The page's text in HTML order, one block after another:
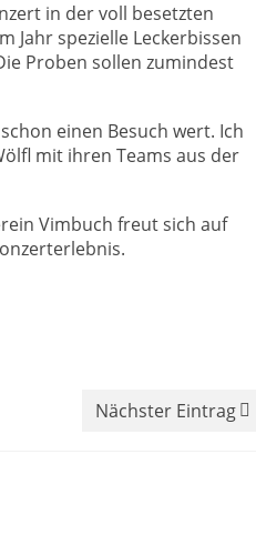
in der voll besetzten
Jahr spezielle Leckerbissen
Proben sollen zumindest
einen Besuch wert. Ich
mit ihren Teams aus der
Vimbuch freut sich auf
Nächster Eintrag